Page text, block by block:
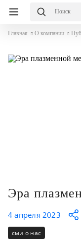
Главная О компании
Эра
4 апреля 2023
сми о нас